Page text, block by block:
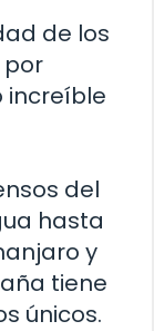
de los
por
increíble
del
hasta
y
tiene
únicos.